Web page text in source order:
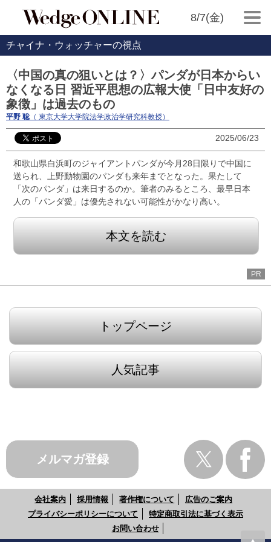
8/7(金)
チャイナ・ウォッチャーの視点
〈中国の真の狙いとは？〉パンダが日本からい
なくなる日 習近平思想の広報大使「日中友好の
象徴」は過去のもの
平野 聡 （ 東京大学大学院法学政治学研究科教授）
2025/06/23
和歌山県白浜町のジャイアントパンダが今月28日限りで中国に
送られ、上野動物園のパンダも来年までとなった。果たして
「次のパンダ」は来日するのか。筆者のみるところ、最早日本
人の「パンダ愛」は優先されない可能性がかなり高い。
本文を読む
PR
トップページ
人気記事
メルマガ登録
会社案内 採用情報 著作権について
広告のご案内
プライバシーポリシーについて
特定商取引法に基づく表示
お問い合わせ